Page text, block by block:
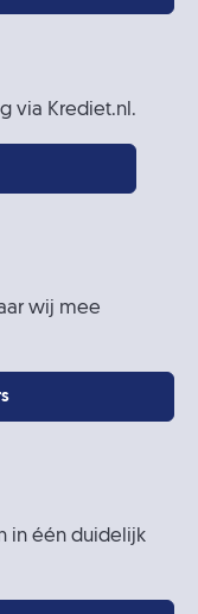
via Krediet.nl.
wij mee
in één duidelijk